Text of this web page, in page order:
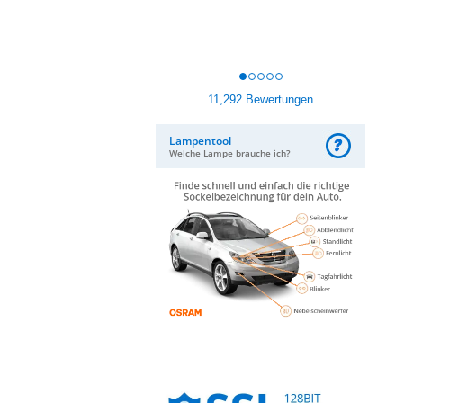
11,292 Bewertungen
Lampentool
Welche Lampe brauche ich?